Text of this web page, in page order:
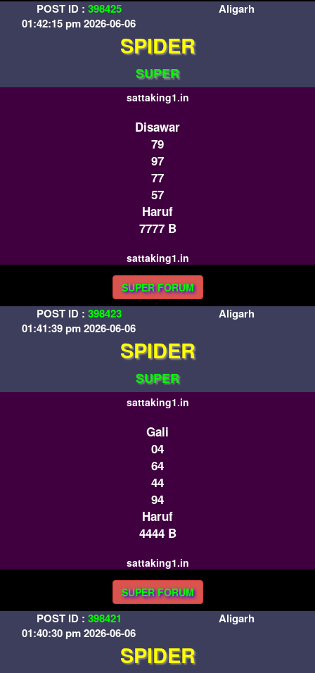
POST ID : 398425
01:42:15 pm 2026-06-06
Aligarh
SPIDER
SUPER
sattaking1.in
Disawar
79
97
77
57
Haruf
7777 B
sattaking1.in
SUPER FORUM
POST ID : 398423
01:41:39 pm 2026-06-06
Aligarh
SPIDER
SUPER
sattaking1.in
Gali
04
64
44
94
Haruf
4444 B
sattaking1.in
SUPER FORUM
POST ID : 398421
01:40:30 pm 2026-06-06
Aligarh
SPIDER